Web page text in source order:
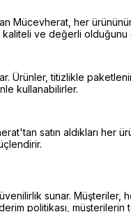
Mücevherat, her
kaliteli ve değerli
Ürünler, titizlikle
kullanabilirler.
satın aldıkları her
sunar. Müşteriler,
politikası, müşterilerin